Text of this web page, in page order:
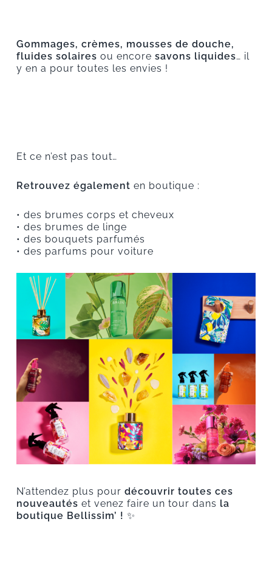
Gommages, crèmes, mousses de douche,
fluides solaires ou encore savons liquides… il
y en a pour toutes les envies !
Et ce n’est pas tout…
Retrouvez également en boutique :
• des brumes corps et cheveux
• des brumes de linge
• des bouquets parfumés
• des parfums pour voiture
N’attendez plus pour découvrir toutes ces
nouveautés et venez faire un tour dans la
boutique Bellissim’ ! ✨